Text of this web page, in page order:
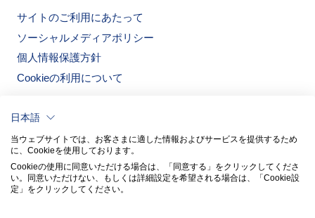
サイトのご利用にあたって
ソーシャルメディアポリシー
個人情報保護方針
Cookieの利用について
日本語
当ウェブサイトでは、お客さまに適した情報およびサービスを提供するため
に、Cookieを使用しております。
Cookieの使用に同意いただける場合は、「同意する」をクリックしてくださ
い。​同意いただけない、もしくは詳細設定を希望される場合は、「Cookie設
定」をクリックしてください。​